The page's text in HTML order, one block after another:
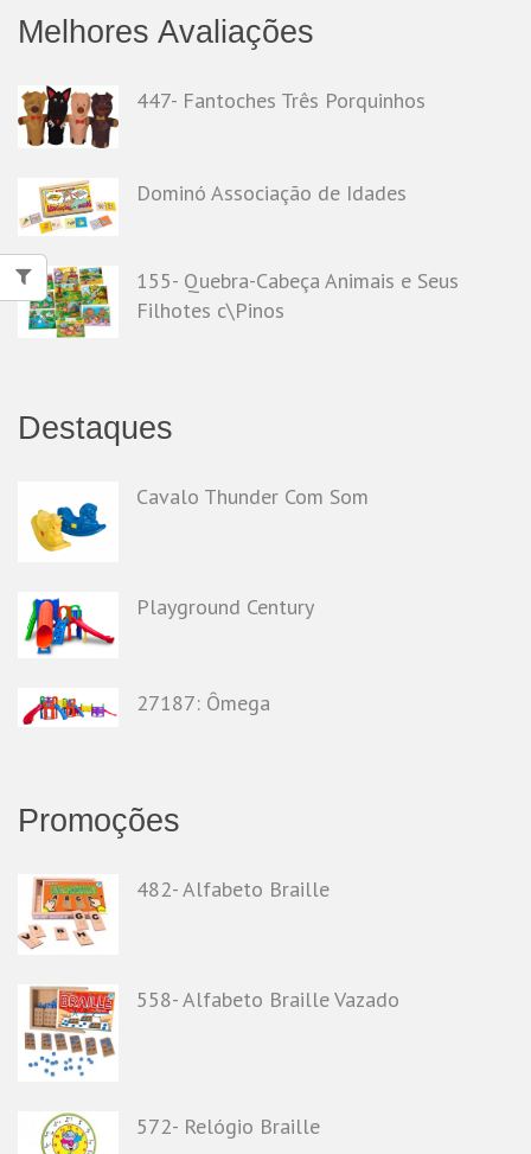
Melhores Avaliações
447- Fantoches Três Porquinhos
Dominó Associação de Idades
155- Quebra-Cabeça Animais e Seus
Filhotes c\Pinos
Destaques
Cavalo Thunder Com Som
Playground Century
27187: Ômega
Promoções
482- Alfabeto Braille
558- Alfabeto Braille Vazado
572- Relógio Braille